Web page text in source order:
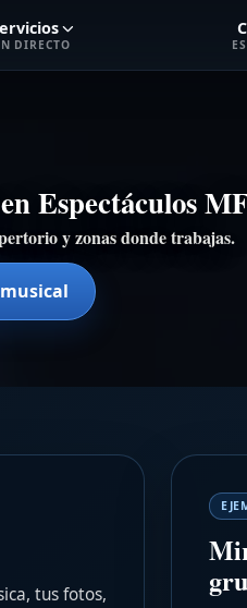
DIRECTO
Espectáculos
y zonas donde trabajas.
tus fotos,